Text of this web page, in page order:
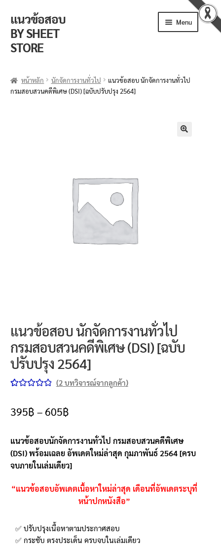
แนวข้อสอบ
BY SHEET
STORE
Menu
ตะกร้าสินค้า
ข่าวเปิดสอบงานราชการ
นโยบายคืนสินค้าและการจัดส่ง​
หน้าหลัก นักจัดการงานทั่วไป
แนวข้อสอบ นักจัดการงานทั่วไป
กรมสอบสวนคดีพิเศษ (DSI) [ฉบับปรับปรุง 2564]
แนวข้อสอบ นักจัดการงานทั่วไป
กรมสอบสวนคดีพิเศษ (DSI) [ฉบับ
ปรับปรุง 2564]
คะแนนเต็ม
คะแนนของ
ลูกค้า
(2บทวิจารณ์จากลูกค้า)
395฿ – 605฿
แนวข้อสอบนักจัดการงานทั่วไป กรมสอบสวนคดีพิเศษ
(DSI) พร้อมเฉลย อัพเดตใหม่ล่าสุด กุมภาพันธ์ 2564 [ครบ
จบภายในเล่มเดียว]
“แนวข้อสอบอัพเดตเนื้อหาใหม่ล่าสุด เดือนที่อัพเดตระบุที่
หน้าปกหนังสือ”
✅ ปรับปรุงเนื้อหาตามประกาศสอบ
✅ กระชับ ตรงประเด็น ครบจบในเล่มเดียว